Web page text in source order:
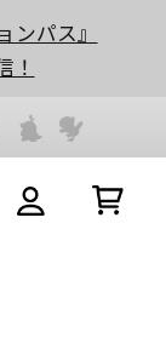
ンパス』
！